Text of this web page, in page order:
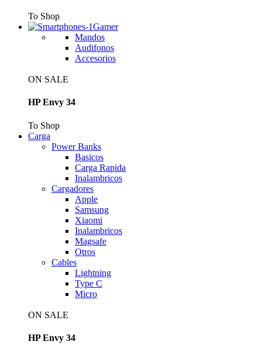
To Shop
Gamer
Mandos
Audifonos
Accesorios
ON SALE
HP Envy 34
To Shop
Carga
Power Banks
Basicos
Carga Rapida
Inalambricos
Cargadores
Apple
Samsung
Xiaomi
Inalambricos
Magsafe
Otros
Cables
Lightning
Type C
Micro
ON SALE
HP Envy 34